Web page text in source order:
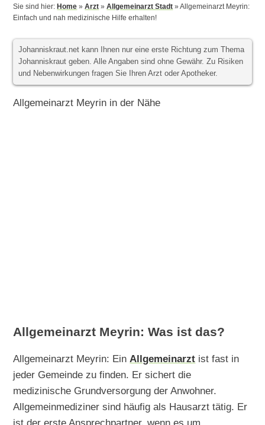
Sie sind hier:Home »Arzt »Allgemeinarzt Stadt »Allgemeinarzt Meyrin:
Einfach und nah medizinische Hilfe erhalten!
Johanniskraut.net kann Ihnen nur eine erste Richtung zum Thema
Johanniskraut geben. Alle Angaben sind ohne Gewähr. Zu Risiken
und Nebenwirkungen fragen Sie Ihren Arzt oder Apotheker.
Allgemeinarzt Meyrin in der Nähe
Allgemeinarzt Meyrin: Was ist das?
Allgemeinarzt Meyrin: Ein Allgemeinarzt ist fast in
jeder Gemeinde zu finden. Er sichert die
medizinische Grundversorgung der Anwohner.
Allgemeinmediziner sind häufig als Hausarzt tätig. Er
ist der erste Ansprechpartner, wenn es um